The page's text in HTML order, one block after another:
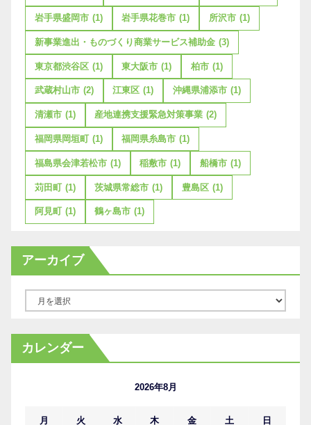
岩手県盛岡市 (1) 岩手県花巻市 (1) 所沢市 (1)
新事業進出・ものづくり商業サービス補助金 (3)
東京都渋谷区 (1) 東大阪市 (1) 柏市 (1)
武蔵村山市 (2) 江東区 (1) 沖縄県浦添市 (1)
清瀬市 (1) 産地連携支援緊急対策事業 (2)
福岡県岡垣町 (1) 福岡県糸島市 (1)
福島県会津若松市 (1) 稲敷市 (1) 船橋市 (1)
苅田町 (1) 茨城県常総市 (1) 豊島区 (1)
阿見町 (1) 鶴ヶ島市 (1)
アーカイブ
カ
イ
カレンダー
2026年8月
月 火 水 木 金 土 日